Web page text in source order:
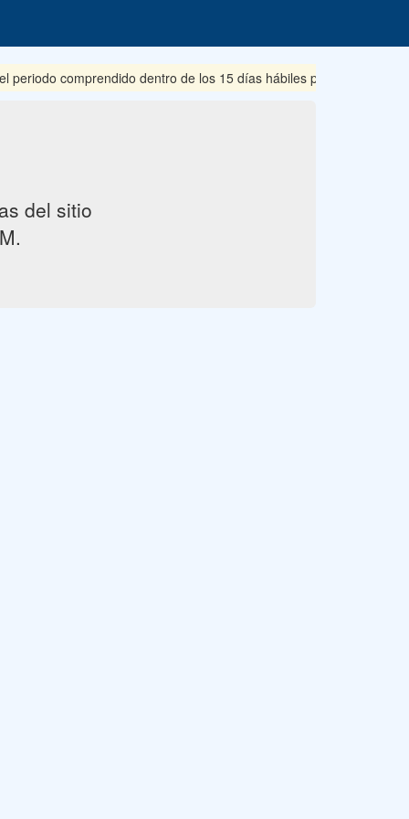
comprendido dentro de los 15 días hábiles posteriores a su
del sitio